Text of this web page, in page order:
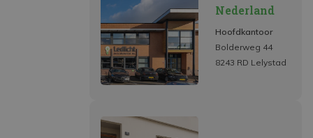
Nederland
Hoofdkantoor
Bolderweg 44
8243 RD Lelystad